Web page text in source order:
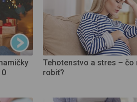
Tehotenstvo a stres – čo
robiť?